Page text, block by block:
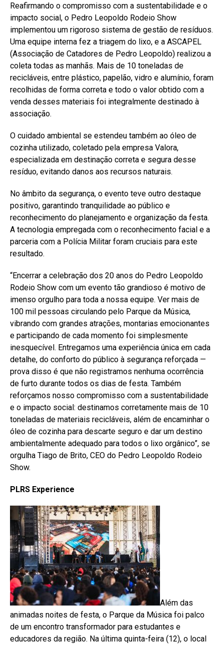
Reafirmando o compromisso com a sustentabilidade e o
impacto social, o Pedro Leopoldo Rodeio Show
implementou um rigoroso sistema de gestão de resíduos.
Uma equipe interna fez a triagem do lixo, e a ASCAPEL
(Associação de Catadores de Pedro Leopoldo) realizou a
coleta todas as manhãs. Mais de 10 toneladas de
recicláveis, entre plástico, papelão, vidro e alumínio, foram
recolhidas de forma correta e todo o valor obtido com a
venda desses materiais foi integralmente destinado à
associação.
O cuidado ambiental se estendeu também ao óleo de
cozinha utilizado, coletado pela empresa Valora,
especializada em destinação correta e segura desse
resíduo, evitando danos aos recursos naturais.
No âmbito da segurança, o evento teve outro destaque
positivo, garantindo tranquilidade ao público e
reconhecimento do planejamento e organização da festa.
A tecnologia empregada com o reconhecimento facial e a
parceria com a Polícia Militar foram cruciais para este
resultado.
“Encerrar a celebração dos 20 anos do Pedro Leopoldo
Rodeio Show com um evento tão grandioso é motivo de
imenso orgulho para toda a nossa equipe. Ver mais de
100 mil pessoas circulando pelo Parque da Música,
vibrando com grandes atrações, montarias emocionantes
e participando de cada momento foi simplesmente
inesquecível. Entregamos uma experiência única em cada
detalhe, do conforto do público à segurança reforçada —
prova disso é que não registramos nenhuma ocorrência
de furto durante todos os dias de festa. Também
reforçamos nosso compromisso com a sustentabilidade
e o impacto social: destinamos corretamente mais de 10
toneladas de materiais recicláveis, além de encaminhar o
óleo de cozinha para descarte seguro e dar um destino
ambientalmente adequado para todos o lixo orgânico”, se
orgulha Tiago de Brito, CEO do Pedro Leopoldo Rodeio
Show.
PLRS Experience
Além das
animadas noites de festa, o Parque da Música foi palco
de um encontro transformador para estudantes e
educadores da região. Na última quinta-feira (12), o local